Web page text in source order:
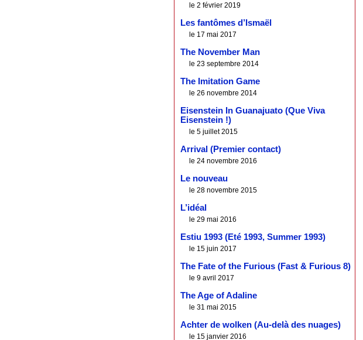
le 2 février 2019
Les fantômes d’Ismaël
le 17 mai 2017
The November Man
le 23 septembre 2014
The Imitation Game
le 26 novembre 2014
Eisenstein In Guanajuato (Que Viva
Eisenstein !)
le 5 juillet 2015
Arrival (Premier contact)
le 24 novembre 2016
Le nouveau
le 28 novembre 2015
L’idéal
le 29 mai 2016
Estiu 1993 (Eté 1993, Summer 1993)
le 15 juin 2017
The Fate of the Furious (Fast & Furious 8)
le 9 avril 2017
The Age of Adaline
le 31 mai 2015
Achter de wolken (Au-delà des nuages)
le 15 janvier 2016